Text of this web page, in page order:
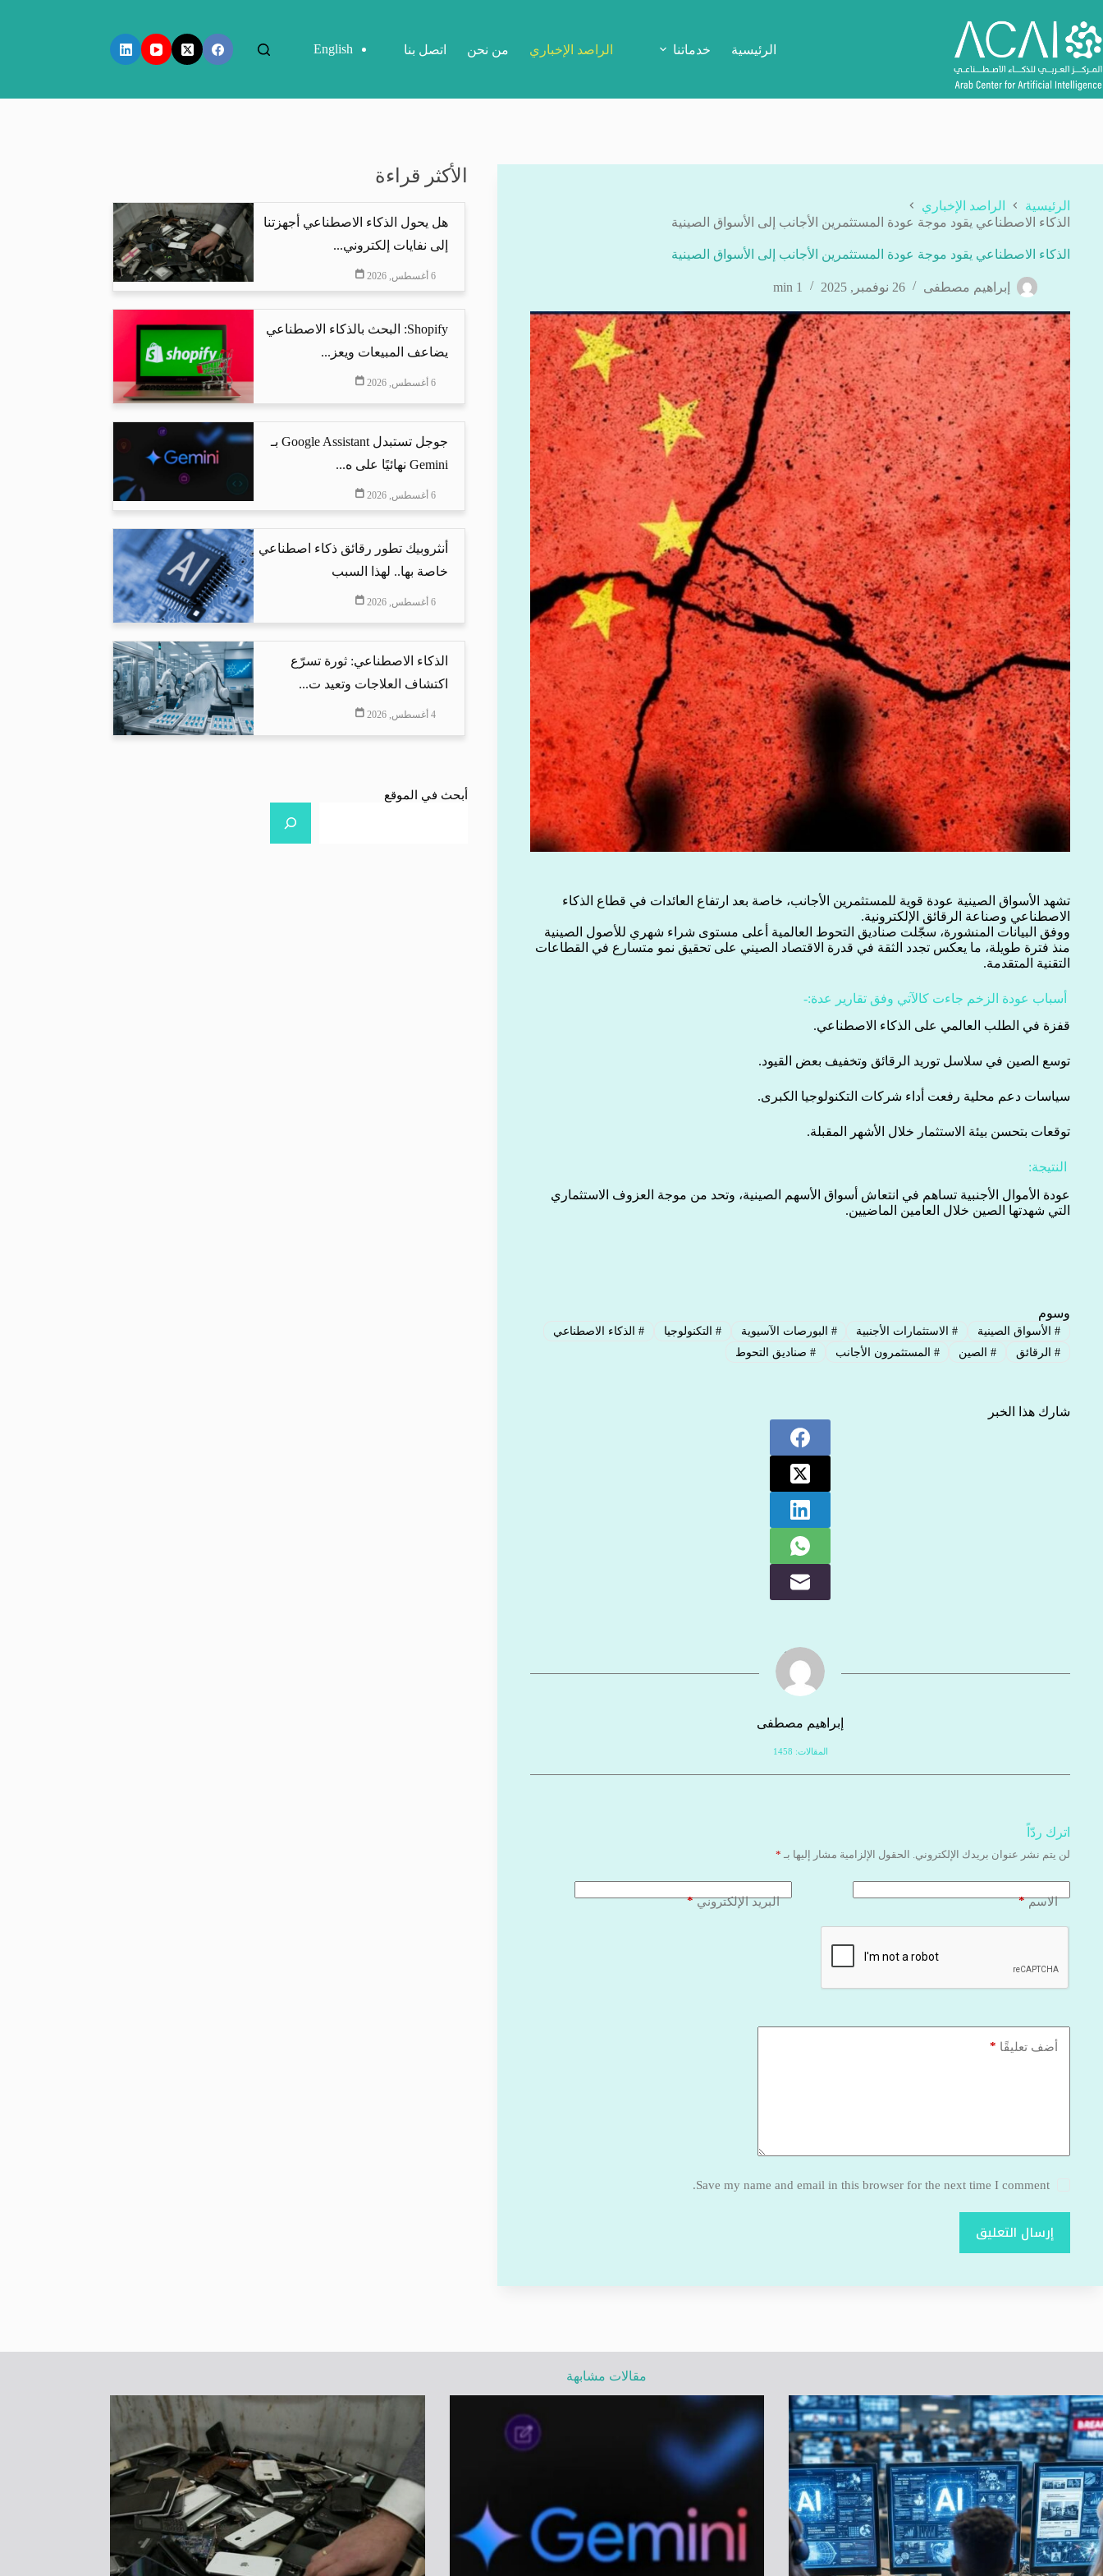
إلى
المحتوى
الرئيسية خدماتنا الراصد الإخباري من نحن اتصل بنا English
الرئيسية
الراصد الإخباري
الذكاء الاصطناعي يقود موجة عودة المستثمرين الأجانب إلى الأسواق الصينية
الذكاء الاصطناعي يقود موجة عودة المستثمرين الأجانب إلى الأسواق الصينية
إبراهيم مصطفى 26 نوفمبر, 2025 1 min
تشهد الأسواق الصينية عودة قوية للمستثمرين الأجانب، خاصة بعد ارتفاع العائدات في قطاع الذكاء
الاصطناعي وصناعة الرقائق الإلكترونية.
ووفق البيانات المنشورة، سجّلت صناديق التحوط العالمية أعلى مستوى شراء شهري للأصول الصينية
منذ فترة طويلة، ما يعكس تجدد الثقة في قدرة الاقتصاد الصيني على تحقيق نمو متسارع في القطاعات
التقنية المتقدمة.
أسباب عودة الزخم جاءت كالآتي وفق تقارير عدة:-
قفزة في الطلب العالمي على الذكاء الاصطناعي.
توسع الصين في سلاسل توريد الرقائق وتخفيف بعض القيود.
سياسات دعم محلية رفعت أداء شركات التكنولوجيا الكبرى.
توقعات بتحسن بيئة الاستثمار خلال الأشهر المقبلة.
النتيجة:
عودة الأموال الأجنبية تساهم في انتعاش أسواق الأسهم الصينية، وتحد من موجة العزوف الاستثماري
التي شهدتها الصين خلال العامين الماضيين.
وسوم
#الأسواق الصينية #الاستثمارات الأجنبية # البورصات الآسيوية # التكنولوجيا # الذكاء الاصطناعي
#الرقائق #الصين # المستثمرون الأجانب # صناديق التحوط
شارك هذا الخبر
إبراهيم مصطفى
المقالات: 1458
اترك ردّاً
لن يتم نشر عنوان بريدك الإلكتروني. الحقول الإلزامية مشار إليها بـ *
الاسم* البريد الإلكتروني*
أضف تعليقًا *
Save my name and email in this browser for the next time I comment.
إرسال التعليق
الأكثر قراءة
هل يحول الذكاء الاصطناعي أجهزتنا
إلى نفايات إلكتروني...
6 أغسطس, 2026
Shopify: البحث بالذكاء الاصطناعي
يضاعف المبيعات ويعز...
6 أغسطس, 2026
جوجل تستبدل Google Assistant بـ
Gemini نهائيًا على ه...
6 أغسطس, 2026
أنثروبيك تطور رقائق ذكاء اصطناعي
خاصة بها.. لهذا السبب
6 أغسطس, 2026
الذكاء الاصطناعي: ثورة تسرّع
اكتشاف العلاجات وتعيد ت...
4 أغسطس, 2026
أبحث في الموقع
مقالات مشابهة